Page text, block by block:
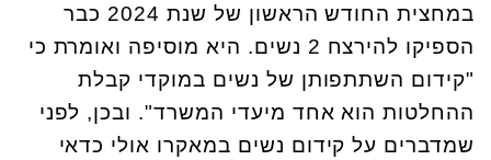
במחצית החודש הראשון של שנת 2024 כבר
הספיקו להירצח 2 נשים. היא מוסיפה ואומרת כי
"קידום השתתפותן של נשים במוקדי קבלת
ההחלטות הוא אחד מיעדי המשרד". ובכן, לפני
שמדברים על קידום נשים במאקרו אולי כדאי